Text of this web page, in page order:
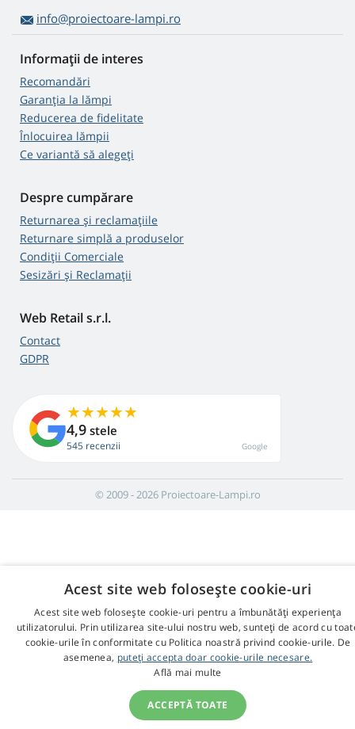
info@proiectoare-lampi.ro
Informații de interes
Recomandări
Garanția la lămpi
Reducerea de fidelitate
Înlocuirea lămpii
Ce variantă să alegeţi
Despre cumpărare
Returnarea și reclamațiile
Returnare simplă a produselor
Condiții Comerciale
Sesizări și Reclamații
Web Retail s.r.l.
Contact
GDPR
4,9 stele
545 recenzii Google
© 2009 - 2026 Proiectoare-Lampi.ro
Acest site web folosește cookie-uri
Acest site web folosește cookie-uri pentru a îmbunătăți experiența
utilizatorului. Prin utilizarea site-ului nostru web, sunteți de acord cu
cookie-urile în conformitate cu Politica noastră privind cookie-urile. De
asemenea, puteți accepta doar cookie-urile necesare.
Află mai multe
ACCEPTĂ TOATE